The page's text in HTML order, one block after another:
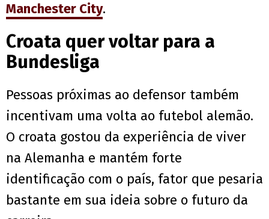
Manchester City.
Croata quer voltar para a
Bundesliga
Pessoas próximas ao defensor também
incentivam uma volta ao futebol alemão.
O croata gostou da experiência de viver
na Alemanha e mantém forte
identificação com o país, fator que pesaria
bastante em sua ideia sobre o futuro da